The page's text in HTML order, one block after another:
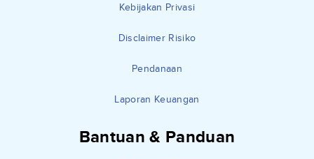
Kebijakan Privasi
Disclaimer Risiko
Pendanaan
Laporan Keuangan
Bantuan & Panduan